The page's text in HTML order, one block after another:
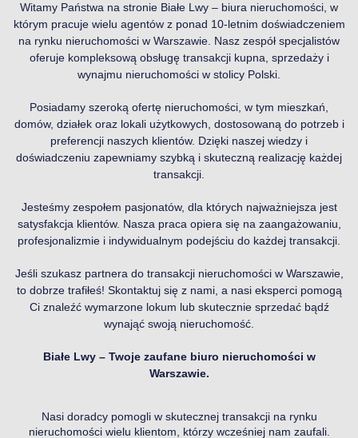
Witamy Państwa na stronie Białe Lwy – biura nieruchomości, w
którym pracuje wielu agentów z ponad 10-letnim doświadczeniem
na rynku nieruchomości w Warszawie. Nasz zespół specjalistów
oferuje kompleksową obsługę transakcji kupna, sprzedaży i
wynajmu nieruchomości w stolicy Polski.
Posiadamy szeroką ofertę nieruchomości, w tym mieszkań,
domów, działek oraz lokali użytkowych, dostosowaną do potrzeb i
preferencji naszych klientów. Dzięki naszej wiedzy i
doświadczeniu zapewniamy szybką i skuteczną realizację każdej
transakcji.
Jesteśmy zespołem pasjonatów, dla których najważniejsza jest
satysfakcja klientów. Nasza praca opiera się na zaangażowaniu,
profesjonalizmie i indywidualnym podejściu do każdej transakcji.
Jeśli szukasz partnera do transakcji nieruchomości w Warszawie,
to dobrze trafiłeś! Skontaktuj się z nami, a nasi eksperci pomogą
Ci znaleźć wymarzone lokum lub skutecznie sprzedać bądź
wynająć swoją nieruchomość.
Białe Lwy – Twoje zaufane biuro nieruchomości w
Warszawie.
Nasi doradcy pomogli w skutecznej transakcji na rynku
nieruchomości wielu klientom, którzy wcześniej nam zaufali.